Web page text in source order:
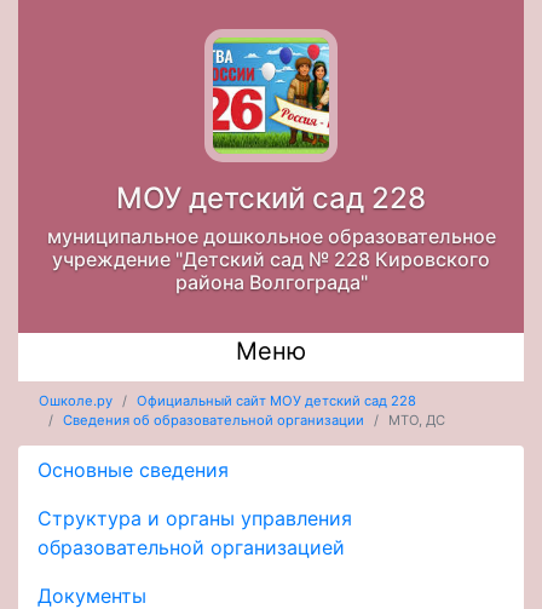
МОУ детский сад 228
муниципальное дошкольное образовательное
учреждение "Детский сад № 228 Кировского
района Волгограда"
Меню
Ошколе.ру
Официальный сайт МОУ детский сад 228
Сведения об образовательной организации
МТО, ДС
Основные сведения
Структура и органы управления
образовательной организацией
Документы